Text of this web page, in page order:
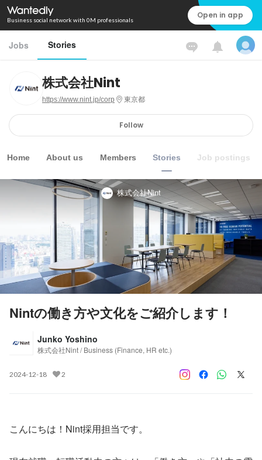
Business social network with 0M professionals Open in app
Jobs Stories
株式会社Nint
https://www.nint.jp/corp 東京都
Follow
Home About us Members Stories Job postings
株式会社Nint
Nintの働き方や文化をご紹介します！
Junko Yoshino
株式会社Nint / Business (Finance, HR etc.)
2024-12-18 2
こんにちは！Nint採用担当です。